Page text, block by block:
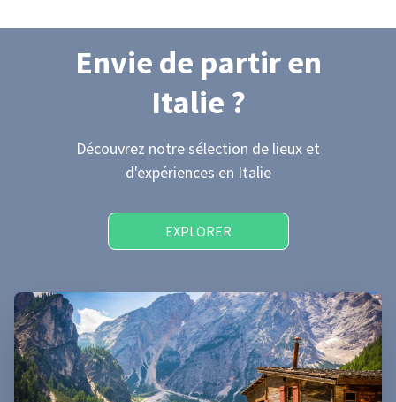
Envie de partiren
Italie ?
Découvrez notre sélection de lieux et
d'expériences en Italie
EXPLORER